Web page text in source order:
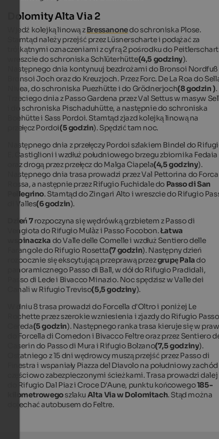
Dolomity Alta Via 2
Wjedź kolejką linową zBressanonedo schroniska Plose.
Stamtąd należy przejść przez Lüsnerscharte i podążać za
trójkątnymi oznaczeniami z cyfrą 2 pośrodku do
wreszcie do schroniska Schlüterhütte(4,5 godziny).
Następnego dnia kontynuuj bezdrożami do Bronsoi Nordfuß
Bronsoi Joch oraz do Kreuzjoch. Przez Forc. De La Roa do
Nivea, do schroniska Puezhütte i do Grödnerjoch(8 godzin).
Trzeciego dnia z Passo Gardena przez Val Settus w masyw
i do schroniska Pischaduhütte, a następnie do schroniska
Boèhütte i Sass Pordoi. Stamtąd zjazd kolejką linową na
przełęcz Pordoi(5 godzin). Spędzić tam noc.
Następnego dnia z przełęczy Pordoi szlakiem Bindel do
E. Castiglioni i wzdłuż południowego brzegu zbiornika Fedaia
oraz drogą przez przełęcz do Malga Ciapela(4,5 godziny).
Następnego dnia trasa prowadzi przez Val Pettorina do Forca
Rossa, a następnie przez Rifugio Fuchidale do Passo di San
Pellegrino. Stamtąd do Zingari Alto i wreszcie do Rifugio
di Valles(6 godzin).
Dzień 7rozpoczyna się wędrówką grzbietem z Passo di
Vengiota do Rifugio Mulàz i Passo Focobon.Łatwa
wspinaczka do Valle delle Comelle i wzdłuż Sentiero delle
Farangole do Rifugio Rosetta(7 godzin). Następny dzień
rozpocznie się ekscytującą przeprawą przezgrupę Pala do
panoramicznego Passo di Ball, w dół do Rifugio Pradidali,
Passo di Lede i Bivacco Minazio. Noc spędzisz w Valle dei
Canali w Rifugio Treviso(5,5 godziny).
W dniu 8 trasa prowadzi do Forcella d'Oltro i poniżej Le
Rochette przez szerokie wzniesienia i zjazdy do Rifugio Passo
Cereda(5 godzin). Następnego ranka trasa kieruje się w
do Forcella di Comedon i Bivacco Feltre oraz przez Sentiero
Caserin do Passo di Mura i Rifugio Bolzano(7,5 godziny).
Ostatniego z 15 dni wędrowcy muszą przejść przez Passo di
Finestra i wspaniały Piazza del Diavolo na południowy zachód
częściowo zabezpieczonymi ścieżkami. Trasa prowadzi dalej
do Rifugio Dal Piaz i Croce D'Aune, punktu końcowego185-
kilometrowegoszlaku Alta Via w Dolomitach. Stąd można
dojechać autobusem do Feltre.